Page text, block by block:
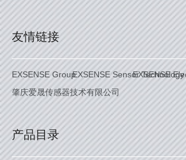
友情链接
EXSENSE GroupEXSENSE SensorEXSENSE
肇庆爱晟传感器技术有限公司
产品目录